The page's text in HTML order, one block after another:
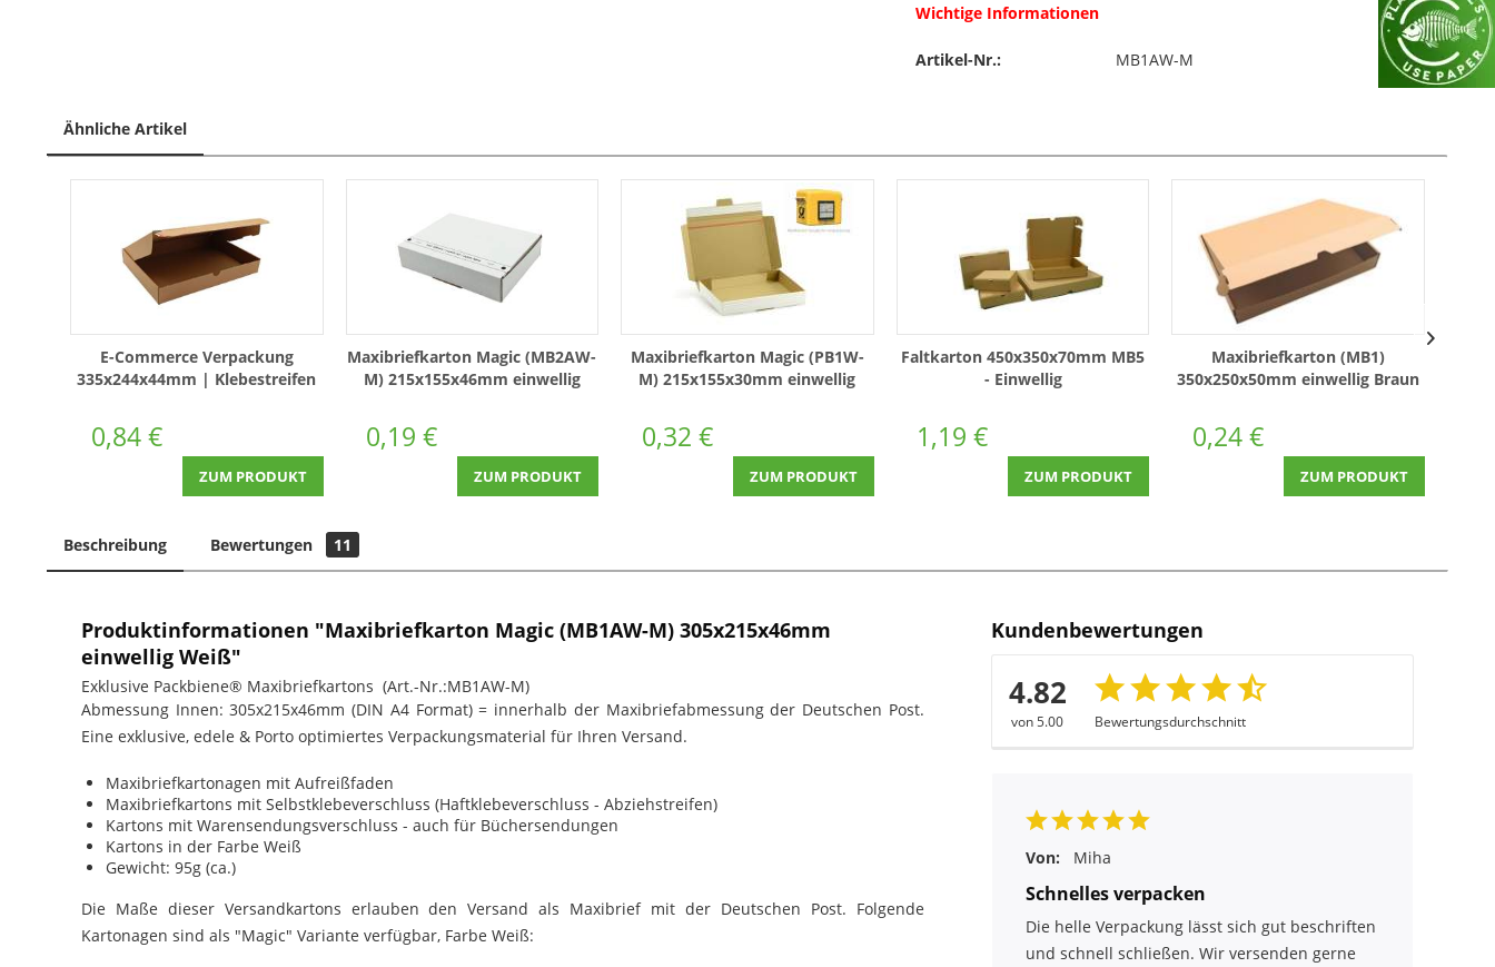
Wichtige Informationen
Artikel-Nr.: MB1AW-M
Ähnliche Artikel
E-Commerce Verpackung
335x244x44mm | Klebestreifen
0,84 €
ZUM PRODUKT
Maxibriefkarton Magic (MB2AW-
M) 215x155x46mm einwellig
0,19 €
ZUM PRODUKT
Maxibriefkarton Magic (PB1W-
M) 215x155x30mm einwellig
0,32 €
ZUM PRODUKT
Faltkarton 450x350x70mm MB5
- Einwellig
1,19 €
ZUM PRODUKT
Maxibriefkarton (MB1)
350x250x50mm einwellig Braun
0,24 €
ZUM PRODUKT
Beschreibung Bewertungen 11
Produktinformationen "Maxibriefkarton Magic (MB1AW-M) 305x215x46mm
einwellig Weiß"
Exklusive Packbiene® Maxibriefkartons (Art.-Nr.:MB1AW-M)
Abmessung Innen: 305x215x46mm (DIN A4 Format) = innerhalb der Maxibriefabmessung der Deutschen Post.
Eine exklusive, edele & Porto optimiertes Verpackungsmaterial für Ihren Versand.
Maxibriefkartonagen mit Aufreißfaden
Maxibriefkartons mit Selbstklebeverschluss (Haftklebeverschluss - Abziehstreifen)
Kartons mit Warensendungsverschluss - auch für Büchersendungen
Kartons in der Farbe Weiß
Gewicht: 95g (ca.)
Die Maße dieser Versandkartons erlauben den Versand als Maxibrief mit der Deutschen Post. Folgende
Kartonagen sind als "Magic" Variante verfügbar, Farbe Weiß:
Kundenbewertungen
4.82
von 5.00 Bewertungsdurchschnitt
Von: Miha
Schnelles verpacken
Die helle Verpackung lässt sich gut beschriften
und schnell schließen. Wir versenden gerne